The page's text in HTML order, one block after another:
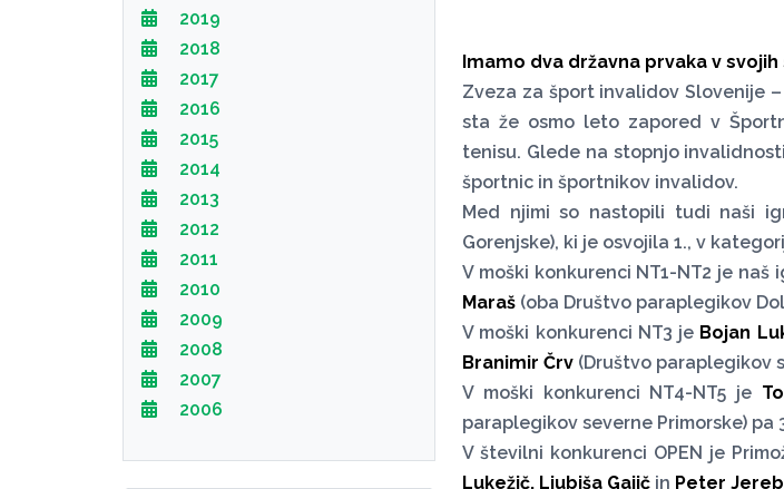
2019
2018
2017
2016
2015
2014
2013
2012
2011
2010
2009
2008
2007
2006
Imamo dva državna prvaka v svojih
Zveza za šport invalidov Slovenije
sta že osmo leto zapored v
tenisu. Glede na stopnjo
športnic in športnikov invalidov.
Med njimi so nastopili tudi naši
Gorenjske), ki je osvojila 1., v
V moški konkurenci NT1-NT2 je naš
Maraš (oba Društvo paraplegikov
V moški konkurenci NT3 je Bojan
Branimir Črv (Društvo paraplegikov
V moški konkurenci NT4-NT5 je
paraplegikov severne Primorske) pa
V številni konkurenci OPEN je
Lukežič, Ljubiša Gajič in Peter Jereb